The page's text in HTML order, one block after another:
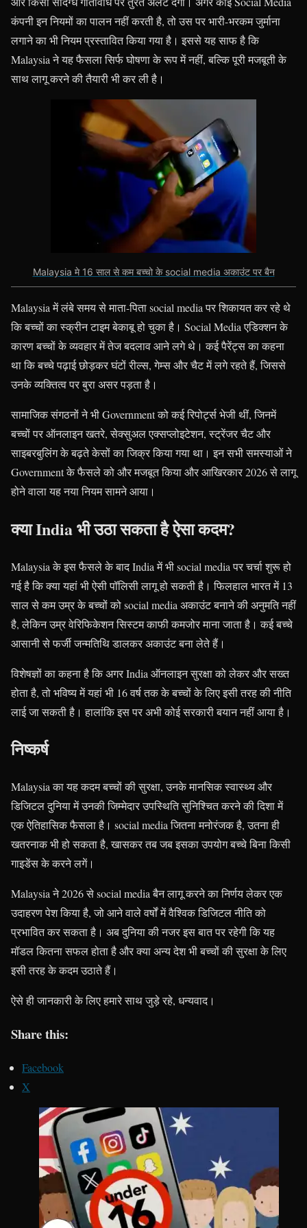
कंपनी इन नियमों का पालन नहीं करती है, तो उस पर भारी-भरकम जुर्माना
लगाने का भी नियम प्रस्तावित किया गया है। इससे यह साफ है कि
Malaysia ने यह फैसला सिर्फ घोषणा के रूप में नहीं, बल्कि पूरी मजबूती के
साथ लागू करने की तैयारी भी कर ली है।
Malaysia मे 16 साल से कम बच्चो के social media अकाउंट पर बैन
Malaysia में लंबे समय से माता-पिता social media पर शिकायत कर रहे थे
कि बच्चों का स्क्रीन टाइम बेकाबू हो चुका है। Social Media एडिक्शन के
कारण बच्चों के व्यवहार में तेज बदलाव आने लगे थे। कई पैरेंट्स का कहना
था कि बच्चे पढ़ाई छोड़कर घंटों रील्स, गेम्स और चैट में लगे रहते हैं, जिससे
उनके व्यक्तित्व पर बुरा असर पड़ता है।
सामाजिक संगठनों ने भी Government को कई रिपोर्ट्स भेजी थीं, जिनमें
बच्चों पर ऑनलाइन खतरे, सेक्सुअल एक्सप्लोइटेशन, स्ट्रेंजर चैट और
साइबरबुलिंग के बढ़ते केसों का जिक्र किया गया था। इन सभी समस्याओं ने
Government के फैसले को और मजबूत किया और आखिरकार 2026 से लागू
होने वाला यह नया नियम सामने आया।
क्या India भी उठा सकता है ऐसा कदम?
Malaysia के इस फैसले के बाद India में भी social media पर चर्चा शुरू हो
गई है कि क्या यहां भी ऐसी पॉलिसी लागू हो सकती है। फिलहाल भारत में 13
साल से कम उम्र के बच्चों को social media अकाउंट बनाने की अनुमति नहीं
है, लेकिन उम्र वेरिफिकेशन सिस्टम काफी कमजोर माना जाता है। कई बच्चे
आसानी से फर्जी जन्मतिथि डालकर अकाउंट बना लेते हैं।
विशेषज्ञों का कहना है कि अगर India ऑनलाइन सुरक्षा को लेकर और सख्त
होता है, तो भविष्य में यहां भी 16 वर्ष तक के बच्चों के लिए इसी तरह की नीति
लाई जा सकती है। हालांकि इस पर अभी कोई सरकारी बयान नहीं आया है।
निष्कर्ष
Malaysia का यह कदम बच्चों की सुरक्षा, उनके मानसिक स्वास्थ्य और
डिजिटल दुनिया में उनकी जिम्मेदार उपस्थिति सुनिश्चित करने की दिशा में
एक ऐतिहासिक फैसला है। social media जितना मनोरंजक है, उतना ही
खतरनाक भी हो सकता है, खासकर तब जब इसका उपयोग बच्चे बिना किसी
गाइडेंस के करने लगें।
Malaysia ने 2026 से social media बैन लागू करने का निर्णय लेकर एक
उदाहरण पेश किया है, जो आने वाले वर्षों में वैश्विक डिजिटल नीति को
प्रभावित कर सकता है। अब दुनिया की नजर इस बात पर रहेगी कि यह
मॉडल कितना सफल होता है और क्या अन्य देश भी बच्चों की सुरक्षा के लिए
इसी तरह के कदम उठाते हैं।
ऐसे ही जानकारी के लिए हमारे साथ जुड़े रहे, धन्यवाद।
Share this:
Facebook
X